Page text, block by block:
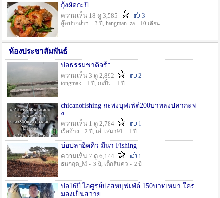
กุ้งผัดกะปิ
ความเห็น 18 ดู 3,585
3
อู๊ดปากลำฯ - 3 ปี , hangman_za - 10 เดือน
ห้องประชาสัมพันธ์
บ่อธรรมชาติจร้า
ความเห็น 3 ดู 2,892
2
tongmak - 1 ปี , กะปิ๋ว - 1 ปี
chicanofishing กะพงบุฟเฟ่ต์200บาทลงปลากะพ
ง
ความเห็น 1 ดู 2,784
1
เรือจ้าง - 2 ปี , เอ๋_เสนา91 - 1 ปี
บ่อปลาอิคคิว มีนา Fishing
ความเห็น 7 ดู 6,144
1
ธนกฤต_M - 3 ปี , เด็กสี่แคว - 2 ปี
บ่อ16ปี ไอศูรย์บ่อสหบุฟเฟ่ต์ 150บาทเหมา ใคร
มองเป็นสวาย